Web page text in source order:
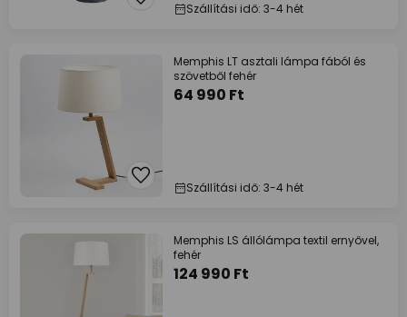
Szállítási idő: 3-4 hét
Memphis LT asztali lámpa fából és
szövetből fehér
64 990 Ft
Szállítási idő: 3-4 hét
Memphis LS állólámpa textil ernyővel,
fehér
124 990 Ft